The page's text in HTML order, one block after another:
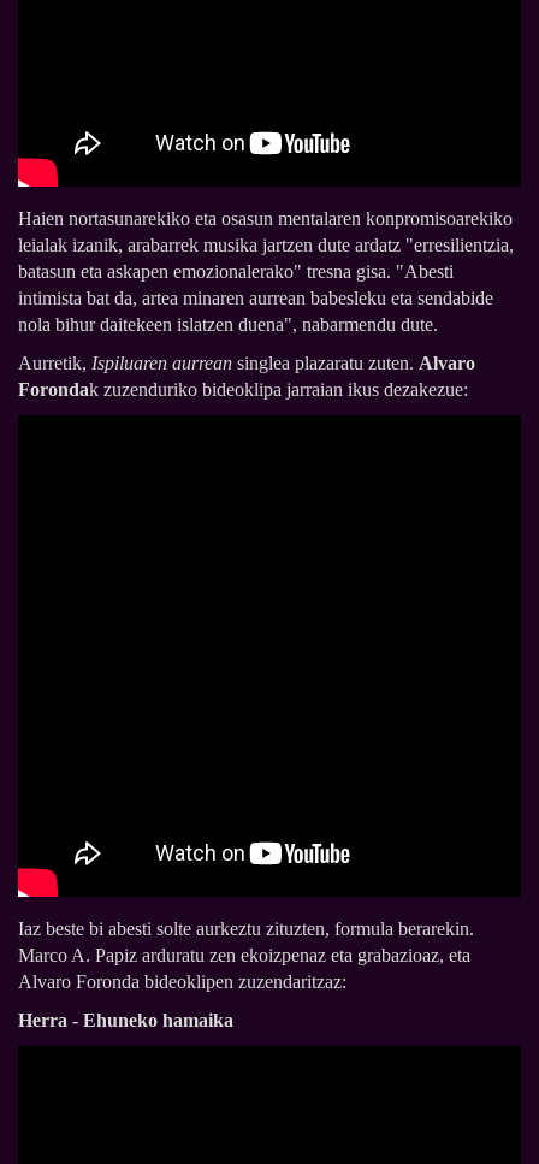
Haien nortasunarekiko eta osasun mentalaren konpromisoarekiko
leialak izanik, arabarrek musika jartzen dute ardatz "erresilientzia,
batasun eta askapen emozionalerako" tresna gisa. "Abesti
intimista bat da, artea minaren aurrean babesleku eta sendabide
nola bihur daitekeen islatzen duena", nabarmendu dute.
Aurretik, Ispiluaren aurrean singlea plazaratu zuten. Alvaro
Forondak zuzenduriko bideoklipa jarraian ikus dezakezue:
Iaz beste bi abesti solte aurkeztu zituzten, formula berarekin.
Marco A. Papiz arduratu zen ekoizpenaz eta grabazioaz, eta
Alvaro Foronda bideoklipen zuzendaritzaz:
Herra - Ehuneko hamaika